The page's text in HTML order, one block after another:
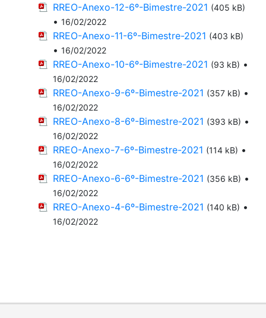
RREO-Anexo-12-6º-Bimestre-2021 (405 kB)
• 16/02/2022
RREO-Anexo-11-6º-Bimestre-2021 (403 kB)
• 16/02/2022
RREO-Anexo-10-6º-Bimestre-2021 (93 kB) •
16/02/2022
RREO-Anexo-9-6º-Bimestre-2021 (357 kB) •
16/02/2022
RREO-Anexo-8-6º-Bimestre-2021 (393 kB) •
16/02/2022
RREO-Anexo-7-6º-Bimestre-2021 (114 kB) •
16/02/2022
RREO-Anexo-6-6º-Bimestre-2021 (356 kB) •
16/02/2022
RREO-Anexo-4-6º-Bimestre-2021 (140 kB) •
16/02/2022